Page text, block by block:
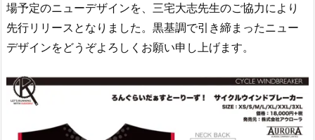
場予定のニューデザインを、三宅大志先生のご協力により
先行リリースとなりました。黒基調で引き締まったニュー
デザインをどうぞよろしくお願い申し上げます。